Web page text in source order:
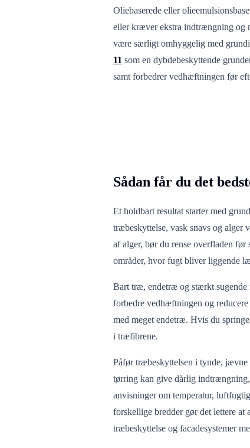
Oliebaserede eller
eller kræver ekstra indtrængning og
være særligt omhyggelig med
11 som en dybdebeskyttende
samt forbedrer vedhæftningen før
Sådan får du det
Et holdbart resultat starter med
træbeskyttelse, vask snavs og alger
af alger, bør du rense overfladen
områder, hvor fugt bliver liggende
Bart træ, endetræ og stærkt sugende
forbedre vedhæftningen og
med meget endetræ. Hvis du
i træfibrene.
Påfør træbeskyttelsen i tynde,
tørring kan give dårlig
anvisninger om temperatur,
forskellige bredder gør det lettere
træbeskyttelse og facadesystemer